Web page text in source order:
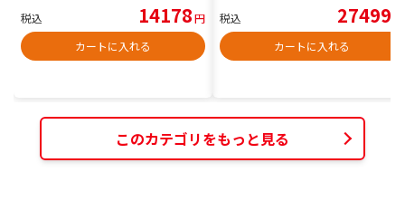
税込 14178円
カートに入れる
税込 27499
カートに入れる
このカテゴリをもっと見る